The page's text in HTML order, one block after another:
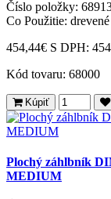
Číslo položky:
Co Použitie:
454,44€ S DPH:
Kód tovaru: 68000
Kúpiť
Plochý záhlbník
MEDIUM